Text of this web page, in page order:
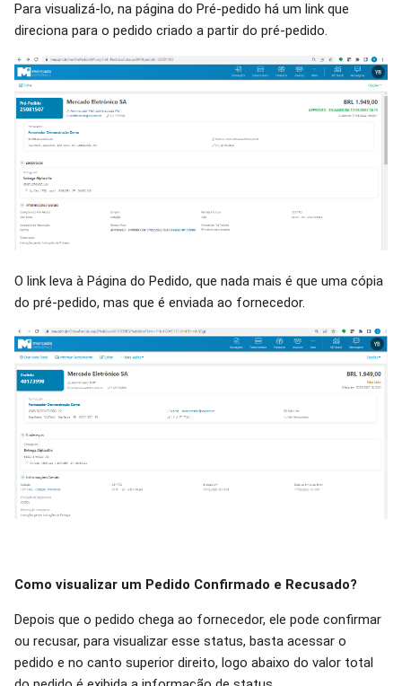
Para visualizá-lo, na página do Pré-pedido há um link que
direciona para o pedido criado a partir do pré-pedido.
O link leva à Página do Pedido, que nada mais é que uma cópia
do pré-pedido, mas que é enviada ao fornecedor.
Como visualizar um Pedido Confirmado e Recusado?
Depois que o pedido chega ao fornecedor, ele pode confirmar
ou recusar, para visualizar esse status, basta acessar o
pedido e no canto superior direito, logo abaixo do valor total